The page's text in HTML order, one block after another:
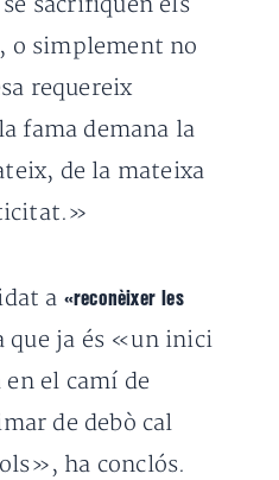
o simplement no
requereix
fama demana la
de la mateixa
a «reconèixer les
que ja és «un inici
en el camí de
de debò cal
ha conclós.